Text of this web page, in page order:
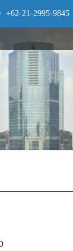
+62-21-2995-9845